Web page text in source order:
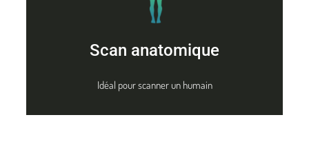
Scan anatomique
Idéal pour scanner un humain